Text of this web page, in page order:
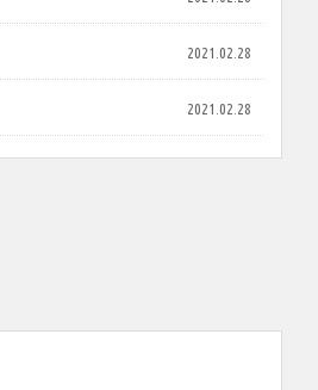
2021.02.28
2021.02.28